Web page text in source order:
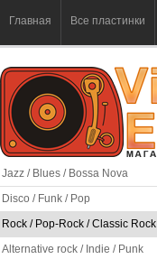
Главная Все пластинки
Jazz / Blues / Bossa Nova
Disco / Funk / Pop
Rock / Pop-Rock / Classic Rock
Alternative rock / Indie / Punk